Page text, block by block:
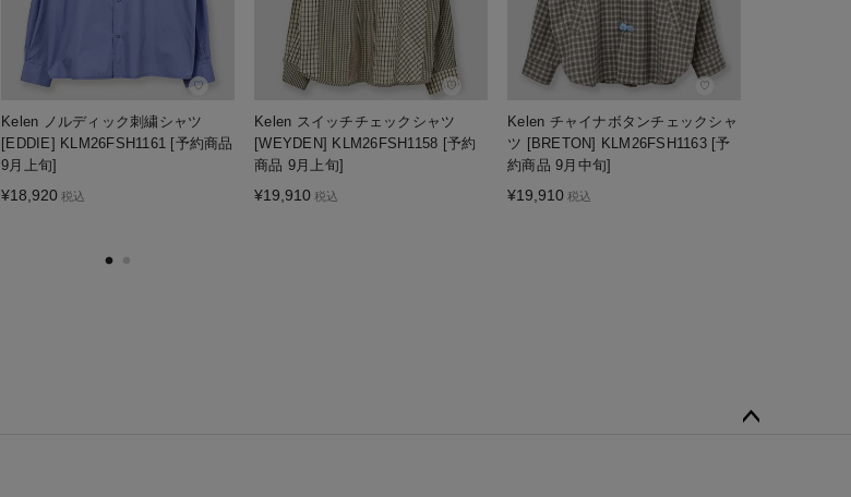
♡
Kelen ノルディック刺繍シャツ
[EDDIE] KLM26FSH1161 [予約商品
9月上旬]
¥18,920 税込
♡
Kelen スイッチチェックシャツ
[WEYDEN] KLM26FSH1158 [予約
商品 9月上旬]
¥19,910 税込
♡
Kelen チャイナボタンチェックシャ
ツ [BRETON] KLM26FSH1163 [予
約商品 9月中旬]
¥19,910 税込